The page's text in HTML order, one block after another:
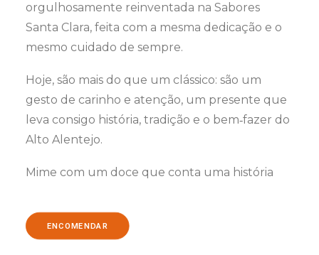
orgulhosamente reinventada na Sabores
Santa Clara, feita com a mesma dedicação e o
mesmo cuidado de sempre.
Hoje, são mais do que um clássico: são um
gesto de carinho e atenção, um presente que
leva consigo história, tradição e o bem‑fazer do
Alto Alentejo.
Mime com um doce que conta uma história
ENCOMENDAR